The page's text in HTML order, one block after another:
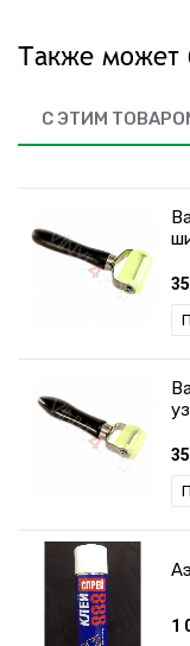
Также может
С ЭТИМ
1